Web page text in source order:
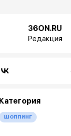
36ON.RU
Редакция
Категория
шоппинг